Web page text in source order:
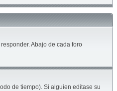
Abajo de cada foro
de tiempo). Si alguien editase su